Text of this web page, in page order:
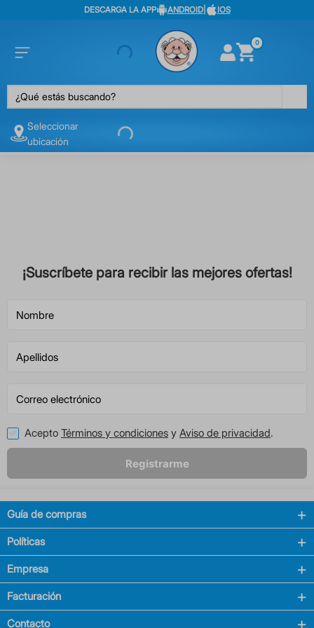
DESCARGA LA APP ANDROID| IOS
0
¿Qué estás buscando?
Seleccionar
ubicación
¡Suscríbete para recibir las mejores ofertas!
Acepto Términos y condiciones y Aviso de privacidad.
Registrarme
Guía de compras
Políticas
Empresa
Facturación
Contacto